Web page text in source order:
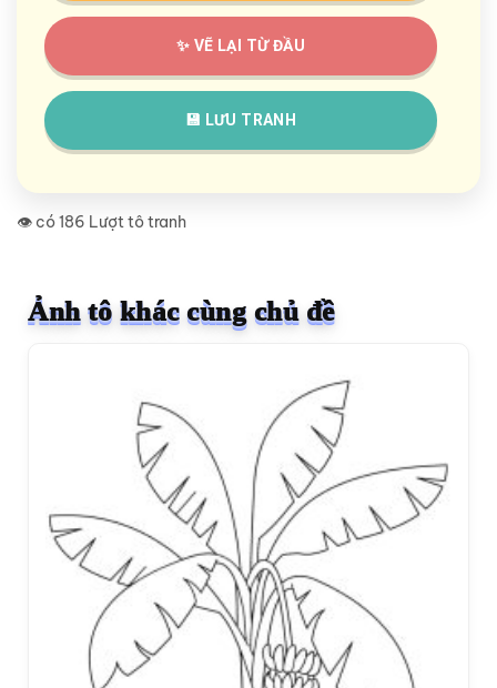
✨ VẼ LẠI TỪ ĐẦU
💾 LƯU TRANH
👁️ có 186 Lượt tô tranh
Ảnh tô khác cùng chủ đề